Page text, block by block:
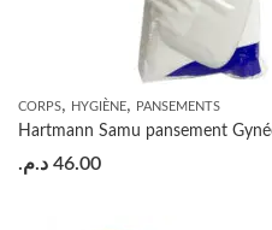
CORPS, HYGIÈNE, PANSEMENTS
Hartmann Samu pansement
46.00 د.م.